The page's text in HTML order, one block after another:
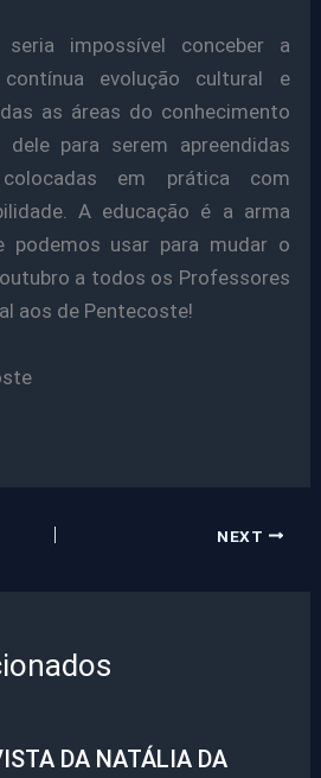
impossível conceber a
evolução cultural e
as áreas do conhecimento
dele para serem apreendidas
em prática com
A educação é a arma
podemos usar para mudar o
a todos os Professores
aos de Pentecoste!
NEXT
DA NATÁLIA DA